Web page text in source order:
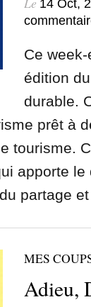
14 Oct,
Ce
édition
durable.
prêt à
tourisme.
apporte
partage
MES
Adieu,